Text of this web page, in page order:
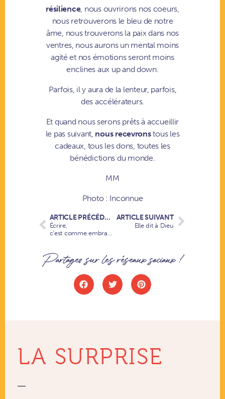
résilience, nous ouvrirons nos coeurs,
nous retrouverons le bleu de notre
âme, nous trouverons la paix dans nos
ventres, nous aurons un mental moins
agité et nos émotions seront moins
enclines aux up and down.
Parfois, il y aura de la lenteur, parfois,
des accélérateurs.
Et quand nous serons prêts à accueillir
le pas suivant, nous recevronstous les
cadeaux, tous les dons, toutes les
bénédictions du monde.
MM
Photo : Inconnue
ARTICLE PRÉCÉDENT
Écrire,
c’est comme embrasser
ARTICLE SUIVANT
Elle dit à Dieu
Partagez sur les réseaux sociaux !
LA SURPRISE